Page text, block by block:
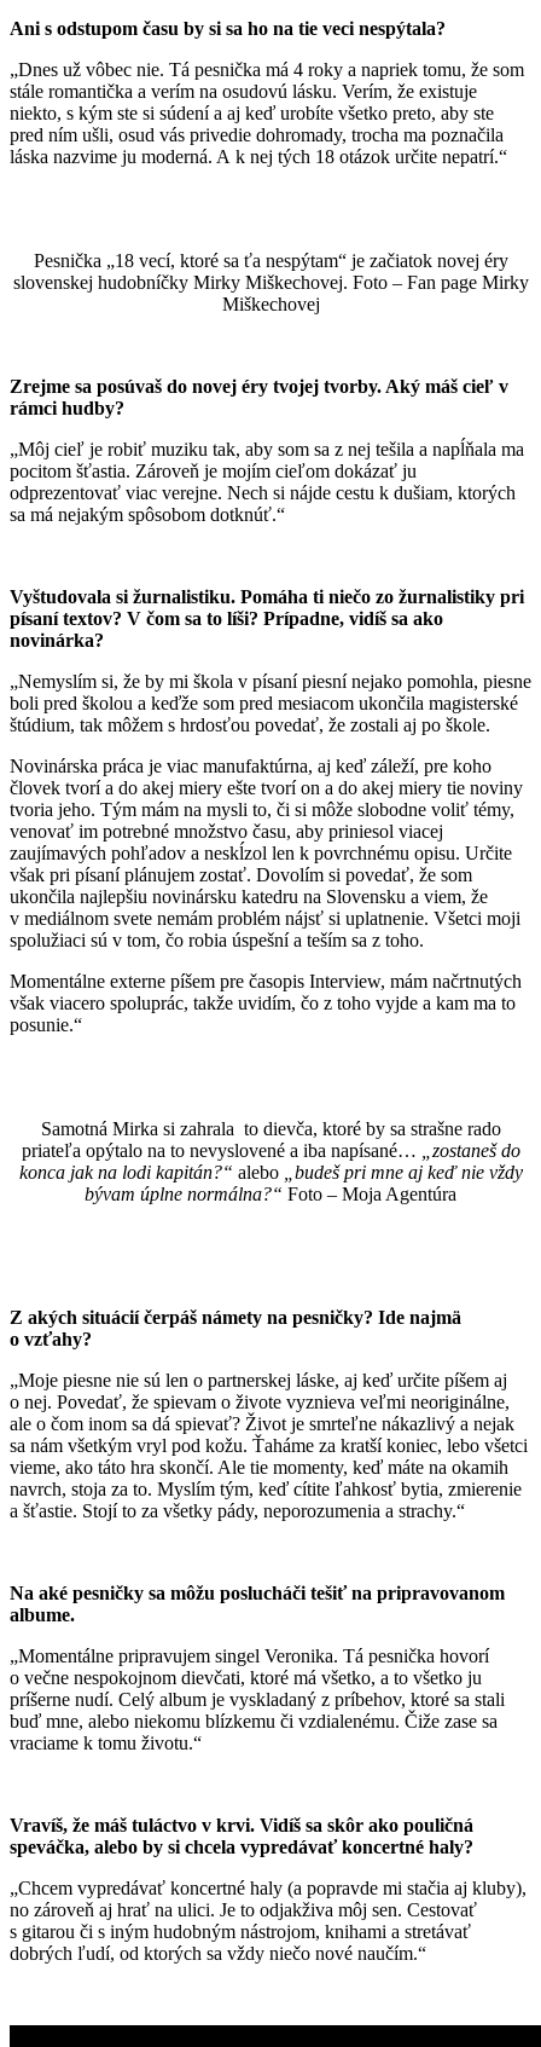
Ani s odstupom času by si sa ho na tie veci nespýtala?
„Dnes už vôbec nie. Tá pesnička má 4 roky a napriek tomu, že som
stále romantička a verím na osudovú lásku. Verím, že existuje
niekto, s kým ste si súdení a aj keď urobíte všetko preto, aby ste
pred ním ušli, osud vás privedie dohromady, trocha ma poznačila
láska nazvime ju moderná. A k nej tých 18 otázok určite nepatrí.“
Pesnička „18 vecí, ktoré sa ťa nespýtam“ je začiatok novej éry
slovenskej hudobníčky Mirky Miškechovej. Foto – Fan page Mirky
Miškechovej
Zrejme sa posúvaš do novej éry tvojej tvorby. Aký máš cieľ v
rámci hudby?
„Môj cieľ je robiť muziku tak, aby som sa z nej tešila a napĺňala ma
pocitom šťastia. Zároveň je mojím cieľom dokázať ju
odprezentovať viac verejne. Nech si nájde cestu k dušiam, ktorých
sa má nejakým spôsobom dotknúť.“
Vyštudovala si žurnalistiku. Pomáha ti niečo zo žurnalistiky pri
písaní textov? V čom sa to líši? Prípadne, vidíš sa ako
novinárka?
„Nemyslím si, že by mi škola v písaní piesní nejako pomohla, piesne
boli pred školou a keďže som pred mesiacom ukončila magisterské
štúdium, tak môžem s hrdosťou povedať, že zostali aj po škole.
Novinárska práca je viac manufaktúrna, aj keď záleží, pre koho
človek tvorí a do akej miery ešte tvorí on a do akej miery tie noviny
tvoria jeho. Tým mám na mysli to, či si môže slobodne voliť témy,
venovať im potrebné množstvo času, aby priniesol viacej
zaujímavých pohľadov a neskĺzol len k povrchnému opisu. Určite
však pri písaní plánujem zostať. Dovolím si povedať, že som
ukončila najlepšiu novinársku katedru na Slovensku a viem, že
v mediálnom svete nemám problém nájsť si uplatnenie. Všetci moji
spolužiaci sú v tom, čo robia úspešní a teším sa z toho.
Momentálne externe píšem pre časopis Interview, mám načrtnutých
však viacero spoluprác, takže uvidím, čo z toho vyjde a kam ma to
posunie.“
Samotná Mirka si zahrala to dievča, ktoré by sa strašne rado
priateľa opýtalo na to nevyslovené a iba napísané…
„zostaneš do
konca jak na lodi kapitán?“ alebo
„budeš pri mne aj keď nie vždy
bývam úplne normálna?“ Foto – Moja Agentúra
Z akých situácií čerpáš námety na pesničky? Ide najmä
o vzťahy?
„Moje piesne nie sú len o partnerskej láske, aj keď určite píšem aj
o nej. Povedať, že spievam o živote vyznieva veľmi neoriginálne,
ale o čom inom sa dá spievať? Život je smrteľne nákazlivý a nejak
sa nám všetkým vryl pod kožu. Ťaháme za kratší koniec, lebo všetci
vieme, ako táto hra skončí. Ale tie momenty, keď máte na okamih
navrch, stoja za to. Myslím tým, keď cítite ľahkosť bytia, zmierenie
a šťastie. Stojí to za všetky pády, neporozumenia a strachy.“
Na aké pesničky sa môžu poslucháči tešiť na pripravovanom
albume.
„Momentálne pripravujem singel Veronika. Tá pesnička hovorí
o večne nespokojnom dievčati, ktoré má všetko, a to všetko ju
príšerne nudí. Celý album je vyskladaný z príbehov, ktoré sa stali
buď mne, alebo niekomu blízkemu či vzdialenému. Čiže zase sa
vraciame k tomu životu.“
Vravíš, že máš tuláctvo v krvi. Vidíš sa skôr ako pouličná
speváčka, alebo by si chcela vypredávať koncertné haly?
„Chcem vypredávať koncertné haly (a popravde mi stačia aj kluby),
no zároveň aj hrať na ulici. Je to odjakživa môj sen. Cestovať
s gitarou či s iným hudobným nástrojom, knihami a stretávať
dobrých ľudí, od ktorých sa vždy niečo nové naučím.“